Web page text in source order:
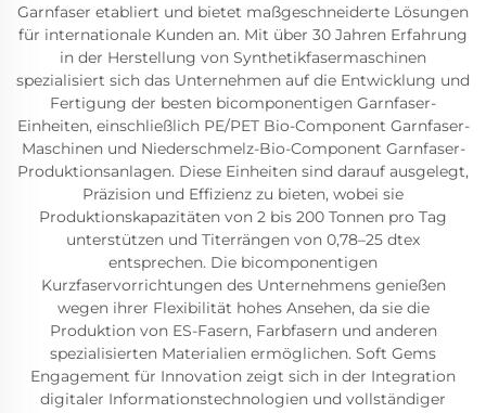
Garnfaser etabliert und bietet maßgeschneiderte Lösungen
für internationale Kunden an. Mit über 30 Jahren Erfahrung
in der Herstellung von Synthetikfasermaschinen
spezialisiert sich das Unternehmen auf die Entwicklung und
Fertigung der besten bicomponentigen Garnfaser-
Einheiten, einschließlich PE/PET Bio-Component Garnfaser-
Maschinen und Niederschmelz-Bio-Component Garnfaser-
Produktionsanlagen. Diese Einheiten sind darauf ausgelegt,
Präzision und Effizienz zu bieten, wobei sie
Produktionskapazitäten von 2 bis 200 Tonnen pro Tag
unterstützen und Titerrängen von 0,78–25 dtex
entsprechen. Die bicomponentigen
Kurzfaservorrichtungen des Unternehmens genießen
wegen ihrer Flexibilität hohes Ansehen, da sie die
Produktion von ES-Fasern, Farbfasern und anderen
spezialisierten Materialien ermöglichen. Soft Gems
Engagement für Innovation zeigt sich in der Integration
digitaler Informationstechnologien und vollständiger